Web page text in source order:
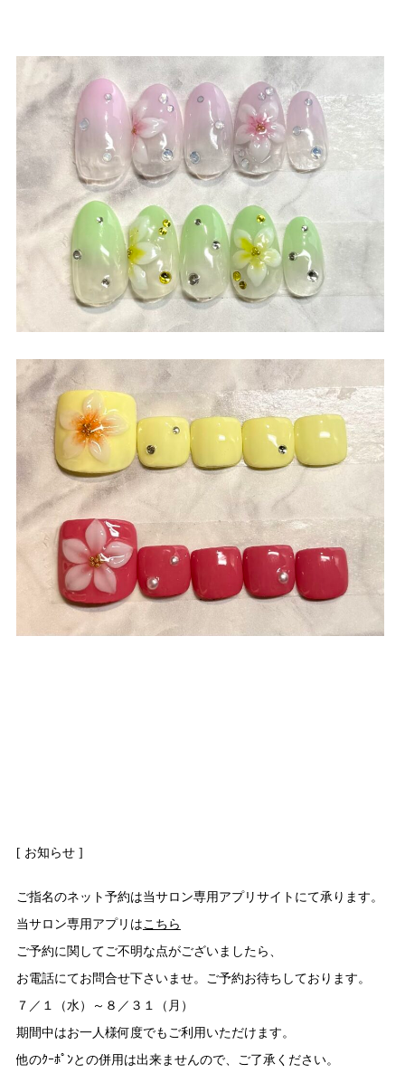
[ お知らせ ]
ご指名のネット予約は当サロン専用アプリサイトにて承ります。
当サロン専用アプリはこちら
ご予約に関してご不明な点がございましたら、
お電話にてお問合せ下さいませ。ご予約お待ちしております。
７／１（水）～８／３１（月）
期間中はお一人様何度でもご利用いただけます。
他のｸｰﾎﾟﾝとの併用は出来ませんので、ご了承ください。